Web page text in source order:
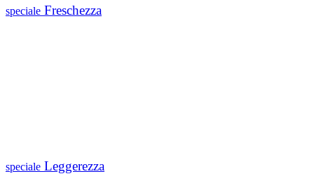
speciale Freschezza
speciale Leggerezza